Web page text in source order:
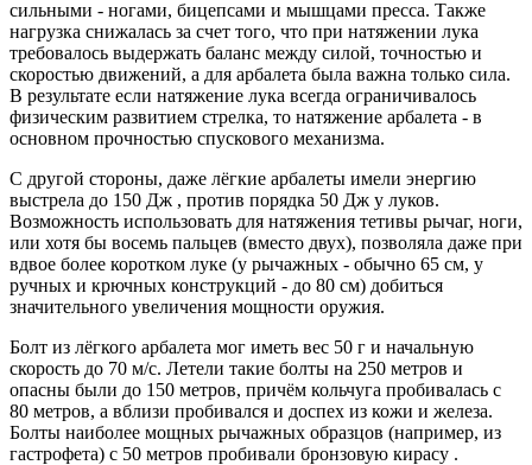
сильными - ногами, бицепсами и мышцами пресса. Также
нагрузка снижалась за счет того, что при натяжении лука
требовалось выдержать баланс между силой, точностью и
скоростью движений, а для арбалета была важна только сила.
В результате если натяжение лука всегда ограничивалось
физическим развитием стрелка, то натяжение арбалета - в
основном прочностью спускового механизма.
С другой стороны, даже лёгкие арбалеты имели энергию
выстрела до 150 Дж , против порядка 50 Дж у луков.
Возможность использовать для натяжения тетивы рычаг, ноги,
или хотя бы восемь пальцев (вместо двух), позволяла даже при
вдвое более коротком луке (у рычажных - обычно 65 см, у
ручных и крючных конструкций - до 80 см) добиться
значительного увеличения мощности оружия.
Болт из лёгкого арбалета мог иметь вес 50 г и начальную
скорость до 70 м/с. Летели такие болты на 250 метров и
опасны были до 150 метров, причём кольчуга пробивалась с
80 метров, а вблизи пробивался и доспех из кожи и железа.
Болты наиболее мощных рычажных образцов (например, из
гастрофета) с 50 метров пробивали бронзовую кирасу .